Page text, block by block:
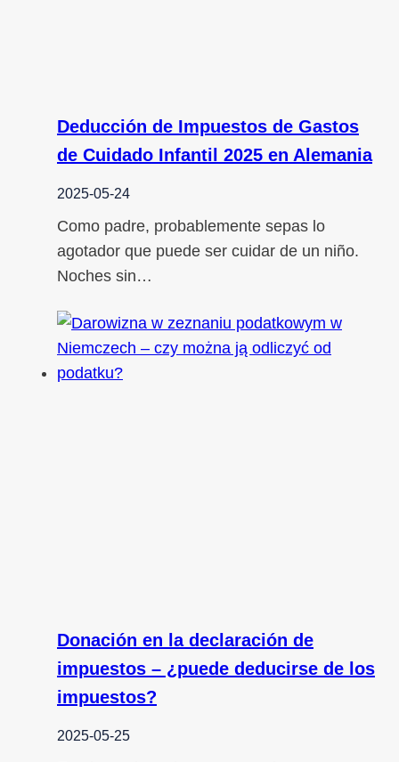
Deducción de Impuestos de Gastos
de Cuidado Infantil 2025 en Alemania
2025-05-24
Como padre, probablemente sepas lo
agotador que puede ser cuidar de un niño.
Noches sin…
Donación en la declaración de
impuestos – ¿puede deducirse de los
impuestos?
2025-05-25